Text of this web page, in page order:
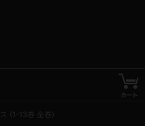
(1-13巻 全巻)